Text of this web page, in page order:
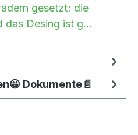
gesetzt; die
das Desing ist g…
Dokumente📄